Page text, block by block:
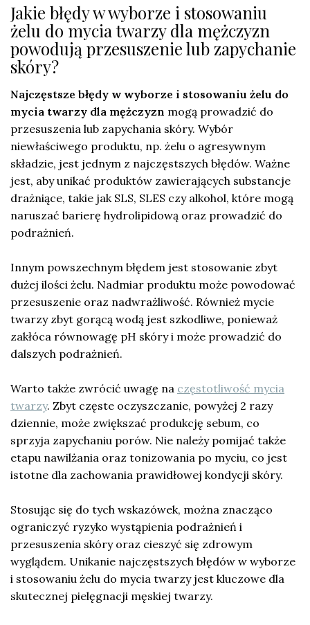
Jakie błędy w wyborze i stosowaniu
żelu do mycia twarzy dla mężczyzn
powodują przesuszenie lub zapychanie
skóry?
Najczęstsze błędy w wyborze i stosowaniu żelu do
mycia twarzy dla mężczyzn mogą prowadzić do
przesuszenia lub zapychania skóry. Wybór
niewłaściwego produktu, np. żelu o agresywnym
składzie, jest jednym z najczęstszych błędów. Ważne
jest, aby unikać produktów zawierających substancje
drażniące, takie jak SLS, SLES czy alkohol, które mogą
naruszać barierę hydrolipidową oraz prowadzić do
podrażnień.
Innym powszechnym błędem jest stosowanie zbyt
dużej ilości żelu. Nadmiar produktu może powodować
przesuszenie oraz nadwrażliwość. Również mycie
twarzy zbyt gorącą wodą jest szkodliwe, ponieważ
zakłóca równowagę pH skóry i może prowadzić do
dalszych podrażnień.
Warto także zwrócić uwagę na częstotliwość mycia
twarzy. Zbyt częste oczyszczanie, powyżej 2 razy
dziennie, może zwiększać produkcję sebum, co
sprzyja zapychaniu porów. Nie należy pomijać także
etapu nawilżania oraz tonizowania po myciu, co jest
istotne dla zachowania prawidłowej kondycji skóry.
Stosując się do tych wskazówek, można znacząco
ograniczyć ryzyko wystąpienia podrażnień i
przesuszenia skóry oraz cieszyć się zdrowym
wyglądem. Unikanie najczęstszych błędów w wyborze
i stosowaniu żelu do mycia twarzy jest kluczowe dla
skutecznej pielęgnacji męskiej twarzy.